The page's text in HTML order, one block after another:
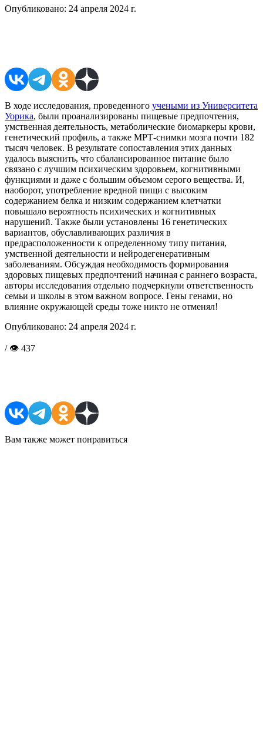
Опубликовано: 24 апреля 2024 г.
В ходе исследования, проведенного учеными из Университета
Уорика, были проанализированы пищевые предпочтения,
умственная деятельность, метаболические биомаркеры крови,
генетический профиль, а также МРТ-снимки мозга почти 182
тысяч человек. В результате сопоставления этих данных
удалось выяснить, что сбалансированное питание было
связано с лучшим психическим здоровьем, когнитивными
функциями и даже с большим объемом серого вещества. И,
наоборот, употребление вредной пищи с высоким
содержанием белка и низким содержанием клетчатки
повышало вероятность психических и когнитивных
нарушений. Также были установлены 16 генетических
вариантов, обуславливающих различия в
предрасположенности к определенному типу питания,
умственной деятельности и нейродегенеративным
заболеваниям. Обсуждая необходимость формирования
здоровых пищевых предпочтений начиная с раннего возраста,
авторы исследования отдельно подчеркнули ответственность
семьи и школы в этом важном вопросе. Гены генами, но
влияние окружающей среды тоже никто не отменял!
Опубликовано: 24 апреля 2024 г.
/ 👁 437
Вам также может понравиться